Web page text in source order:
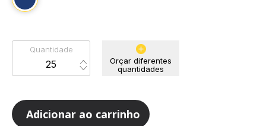
Quantidade
Orçar diferentes
quantidades
Adicionar ao carrinho